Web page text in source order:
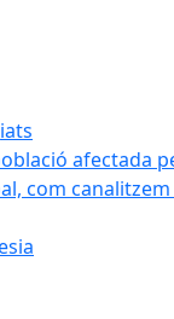
afectada
com